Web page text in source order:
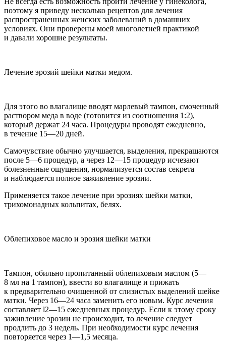
поэтому я приведу несколько рецептов для лечения
распространенных женских заболеваний в домашних
условиях. Они проверены моей многолетней практикой
и давали хорошие результаты.
Лечение эрозий шейки матки медом.
Для этого во влагалище вводят марлевый тампон, смоченный
раствором меда в воде (готовится из соотношения 1:2),
который держат 24 часа. Процедуры проводят ежедневно,
в течение 15—20 дней.
Самочувствие обычно улучшается, выделения, прекращаются
после 5—6 процедур, а через 12—15 процедур исчезают
болезненные ощущения, нормализуется состав секрета
и наблюдается полное заживление эрозии.
Применяется такое лечение при эрозиях шейки матки,
трихомонадных кольпитах, белях.
Облепиховое масло и эрозия шейки матки
Тампон, обильно пропитанный облепиховым маслом (5—
8 мл на 1 тампон), ввести во влагалище и прижать
к предварительно очищенной от слизистых выделений шейке
матки. Через 16—24 часа заменить его новым. Курс лечения
составляет l2—15 ежедневных процедур. Если к этому сроку
заживление эрозии не происходит, то лечение следует
продлить до 3 недель. При необходимости курс лечения
повторяется через 1—1,5 месяца.